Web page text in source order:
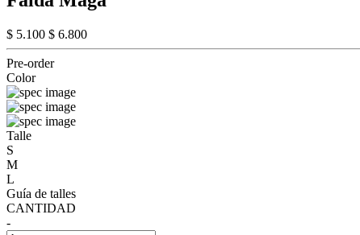
$ 5.100 $ 6.800
Pre-order
Color
Talle
S
M
L
Guía de talles
CANTIDAD
-